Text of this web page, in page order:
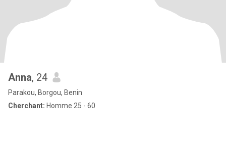
Anna, 24
Parakou, Borgou, Benin
Cherchant: Homme 25 - 60